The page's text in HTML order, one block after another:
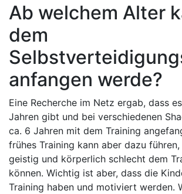
Ab welchem Alter
dem
anfangen werde?
Eine Recherche im Netz ergab, dass
Jahren gibt und bei verschiedenen
ca. 6 Jahren mit dem Training
frühes Training kann aber dazu
geistig und körperlich schlecht dem
können. Wichtig ist aber, dass die
Training haben und motiviert werden.